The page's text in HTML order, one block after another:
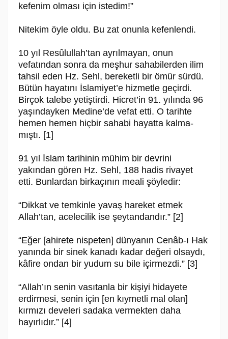
kefenim olması için istedim!”
Nitekim öyle oldu. Bu zat onunla kefenlendi.
10 yıl Re­sû­lul­lah’tan ayrılmayan, onun
vefatından sonra da meşhur sahabilerden ilim
tahsil eden Hz. Sehl, bereketli bir ömür sürdü.
Bütün hayatını İslamiyet’e hizmetle geçirdi.
Birçok talebe yetiştirdi. Hicret’in 91. yılında 96
yaşındayken Medine’de vefat etti. O tarihte
hemen hemen hiçbir sahabi hayatta kalma­
mıştı. [1]
91 yıl İslam tarihinin mühim bir devrini
yakından gören Hz. Sehl, 188 hadis rivayet
etti. Bunlardan birkaçının meali şöyledir:
“Dikkat ve temkinle yavaş hareket etmek
Allah’tan, acelecilik ise şeytandan­dır.” [2]
“Eğer [ahirete nispeten] dünyanın Cenâb-ı Hak
yanında bir sinek kanadı ka­dar değeri olsaydı,
kâfire ondan bir yudum su bile içirmezdi.” [3]
“Allah’ın senin vasıtanla bir kişiyi hidayete
erdirmesi, senin için [en kıymetli mal olan]
kırmızı develeri sadaka vermekten daha
hayırlıdır.” [4]